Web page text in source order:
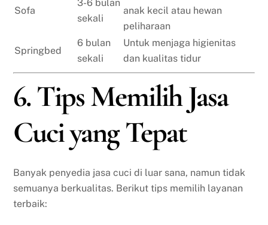
Sofa
3-6 bulan
sekali
anak kecil atau hewan
peliharaan
Springbed
6 bulan
sekali
Untuk menjaga higienitas
dan kualitas tidur
6. Tips Memilih Jasa
Cuci yang Tepat
Banyak penyedia jasa cuci di luar sana, namun tidak
semuanya berkualitas. Berikut tips memilih layanan
terbaik: